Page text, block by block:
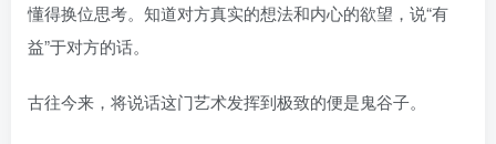
懂得换位思考。知道对方真实的想法和内心的欲望，说“有
益”于对方的话。
古往今来，将说话这门艺术发挥到极致的便是鬼谷子。